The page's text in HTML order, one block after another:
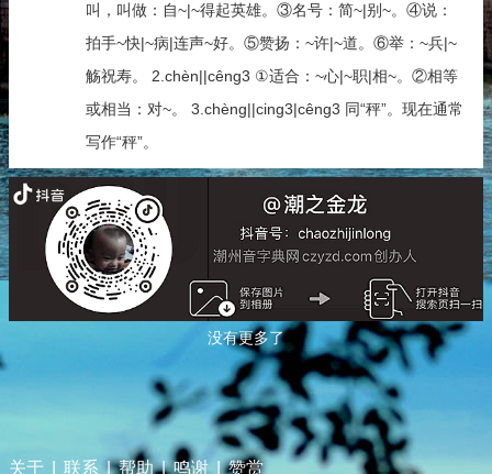
叫，叫做：自~|~得起英雄。③名号：简~|别~。④说：
拍手~快|~病|连声~好。⑤赞扬：~许|~道。⑥举：~兵|~
觞祝寿。 2.chèn||cêng3 ①适合：~心|~职|相~。②相等
或相当：对~。 3.chèng||cing3|cêng3 同“秤”。现在通常
写作“秤”。
没有更多了
关于 联系 | 帮助 | 鸣谢 | 赞赏